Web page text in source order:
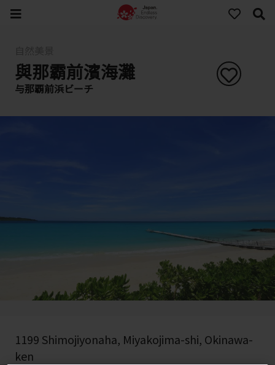
與那霸前濱海灘
与那覇前浜ビーチ
1199 Shimojiyonaha, Miyakojima-shi, Okinawa-
ken